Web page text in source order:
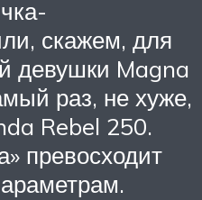
скажем, для
девушки Magna
раз, не хуже,
Rebel 250.
превосходит